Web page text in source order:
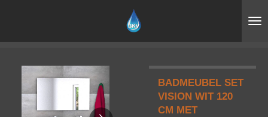
BADMEUBEL SET
VISION WIT 120
CM MET